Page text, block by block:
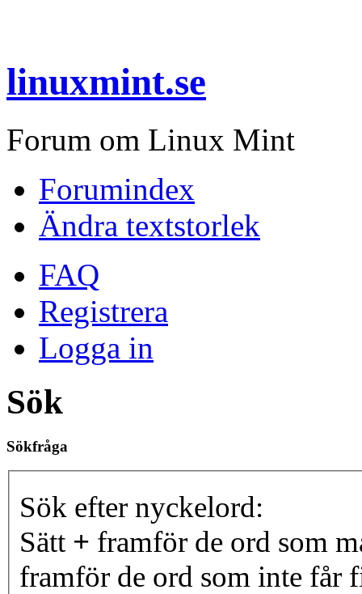
linuxmint.se
Forum om Linux Mint
Forumindex
Ändra textstorlek
FAQ
Registrera
Logga in
Sök
Sökfråga
Sök efter nyckelord:
Sätt + framför de ord som
framför de ord som inte får